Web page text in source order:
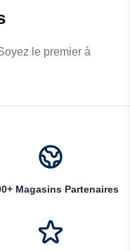
le premier à
Magasins Partenaires